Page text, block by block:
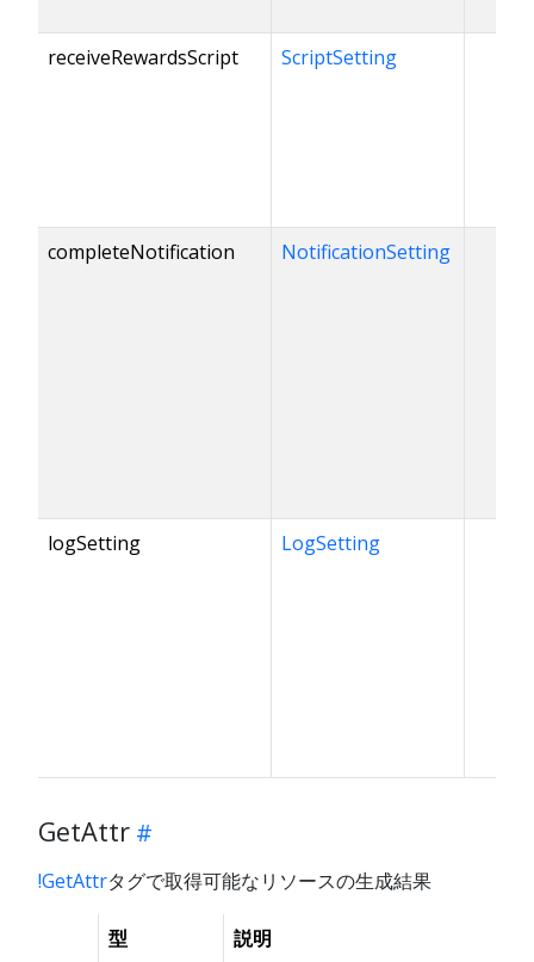
receiveRewardsScript ScriptSetting
completeNotification NotificationSetting
logSetting LogSetting
GetAttr
!GetAttrタグで取得可能なリソースの生成結果
型
説明